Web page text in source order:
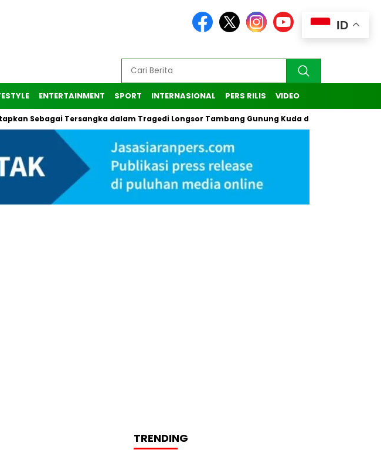
ENTERTAINMENT SPORT INTERNASIONAL PERS RILIS VIDEO
Tersangka dalam Tragedi Longsor Tambang Gunung Kuda di Cirebon
TRENDING
ID